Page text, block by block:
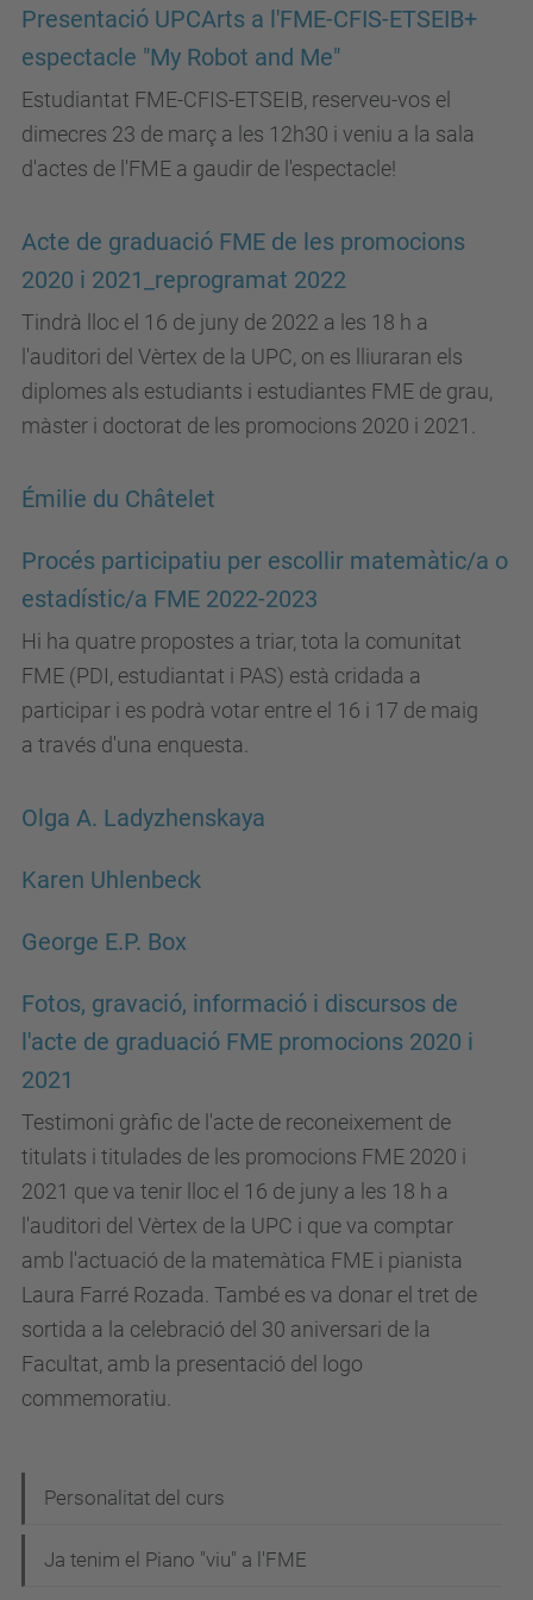
Presentació UPCArts a l'FME-CFIS-ETSEIB+
espectacle "My Robot and Me"
Estudiantat FME-CFIS-ETSEIB, reserveu-vos el
dimecres 23 de març a les 12h30 i veniu a la sala
d'actes de l'FME a gaudir de l'espectacle!
Acte de graduació FME de les promocions
2020 i 2021_reprogramat 2022
Tindrà lloc el 16 de juny de 2022 a les 18 h a
l'auditori del Vèrtex de la UPC, on es lliuraran els
diplomes als estudiants i estudiantes FME de grau,
màster i doctorat de les promocions 2020 i 2021.
Émilie du Châtelet
Procés participatiu per escollir matemàtic/a o
estadístic/a FME 2022-2023
Hi ha quatre propostes a triar, tota la comunitat
FME (PDI, estudiantat i PAS) està cridada a
participar i es podrà votar entre el 16 i 17 de maig
a través d'una enquesta.
Olga A. Ladyzhenskaya
Karen Uhlenbeck
George E.P. Box
Fotos, gravació, informació i discursos de
l'acte de graduació FME promocions 2020 i
2021
Testimoni gràfic de l'acte de reconeixement de
titulats i titulades de les promocions FME 2020 i
2021 que va tenir lloc el 16 de juny a les 18 h a
l'auditori del Vèrtex de la UPC i que va comptar
amb l'actuació de la matemàtica FME i pianista
Laura Farré Rozada. També es va donar el tret de
sortida a la celebració del 30 aniversari de la
Facultat, amb la presentació del logo
commemoratiu.
a
v
Personalitat del curs
Ja tenim el Piano "viu" a l'FME